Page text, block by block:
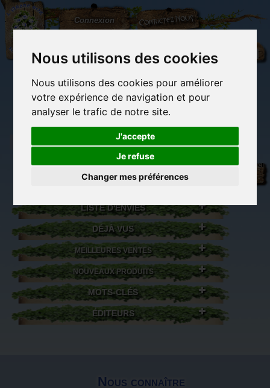
Nous utilisons des cookies
Nous utilisons des cookies pour améliorer
votre expérience de navigation et pour
analyser le trafic de notre site.
J'accepte
Je refuse
Changer mes préférences
L'Arbre
aux
100.000
Connexion Contactez-nous
(vide)
Librairie des
Carterie
originale
Activités
détente et jeux
Objets déco et
LISTE D'ENVIES
DÉJÀ VUS
MEILLEURES VENTES
NOUVEAUX PRODUITS
MOTS-CLÉS
ÉDITEURS
Nous connaître